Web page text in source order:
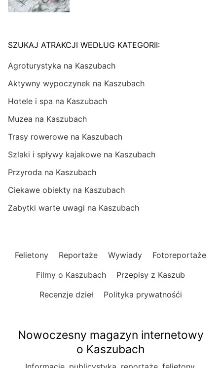
SZUKAJ ATRAKCJI WEDŁUG KATEGORII:
Agroturystyka na Kaszubach
Aktywny wypoczynek na Kaszubach
Hotele i spa na Kaszubach
Muzea na Kaszubach
Trasy rowerowe na Kaszubach
Szlaki i spływy kajakowe na Kaszubach
Przyroda na Kaszubach
Ciekawe obiekty na Kaszubach
Zabytki warte uwagi na Kaszubach
Felietony Reportaże Wywiady
Fotoreportaże
Filmy o Kaszubach
Przepisy z Kaszub
Recenzje dzieł
Polityka prywatnośći
Nowoczesny magazyn internetowy
o Kaszubach